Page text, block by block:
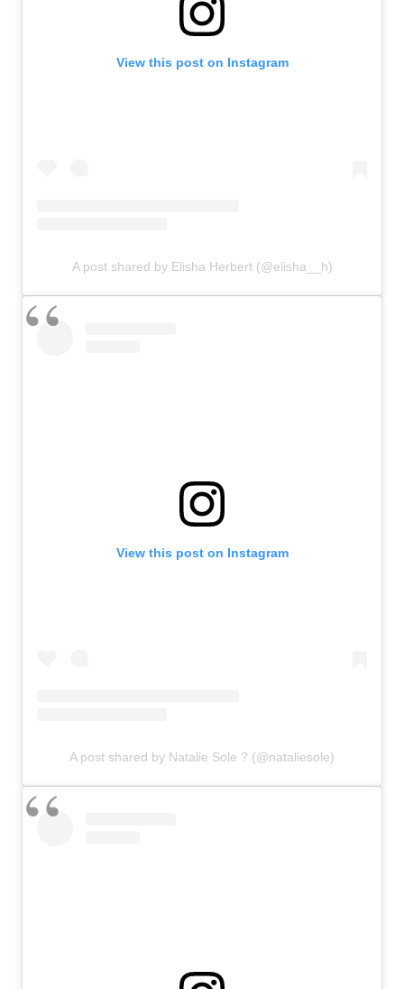
View this post on Instagram
A post shared by Elisha Herbert (@elisha__h)
View this post on Instagram
A post shared by Natalie Sole ? (@nataliesole)